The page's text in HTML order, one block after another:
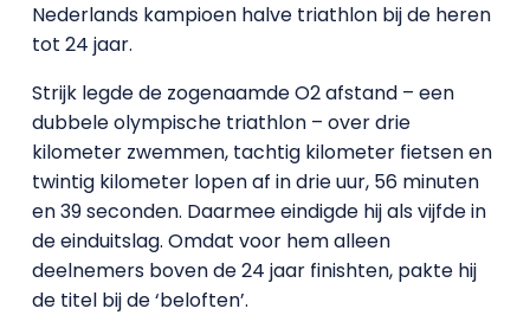
Nederlands kampioen halve triathlon bij de heren
tot 24 jaar.
Strijk legde de zogenaamde O2 afstand – een
dubbele olympische triathlon – over drie
kilometer zwemmen, tachtig kilometer fietsen en
twintig kilometer lopen af in drie uur, 56 minuten
en 39 seconden. Daarmee eindigde hij als vijfde in
de einduitslag. Omdat voor hem alleen
deelnemers boven de 24 jaar finishten, pakte hij
de titel bij de ‘beloften’.